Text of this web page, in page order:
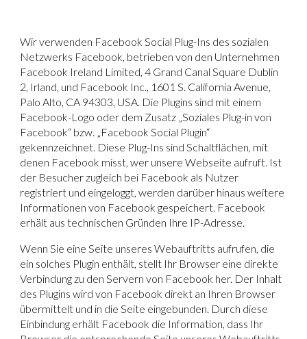
Wir verwenden Facebook Social Plug-Ins des sozialen
Netzwerks Facebook, betrieben von den Unternehmen
Facebook Ireland Limited, 4 Grand Canal Square Dublin
2, Irland, und Facebook Inc., 1601 S. California Avenue,
Palo Alto, CA 94303, USA. Die Plugins sind mit einem
Facebook-Logo oder dem Zusatz „Soziales Plug-in von
Facebook“ bzw. „Facebook Social Plugin“
gekennzeichnet. Diese Plug-Ins sind Schaltflächen, mit
denen Facebook misst, wer unsere Webseite aufruft. Ist
der Besucher zugleich bei Facebook als Nutzer
registriert und eingeloggt, werden darüber hinaus weitere
Informationen von Facebook gespeichert. Facebook
erhält aus technischen Gründen Ihre IP-Adresse.
Wenn Sie eine Seite unseres Webauftritts aufrufen, die
ein solches Plugin enthält, stellt Ihr Browser eine direkte
Verbindung zu den Servern von Facebook her. Der Inhalt
des Plugins wird von Facebook direkt an Ihren Browser
übermittelt und in die Seite eingebunden. Durch diese
Einbindung erhält Facebook die Information, dass Ihr